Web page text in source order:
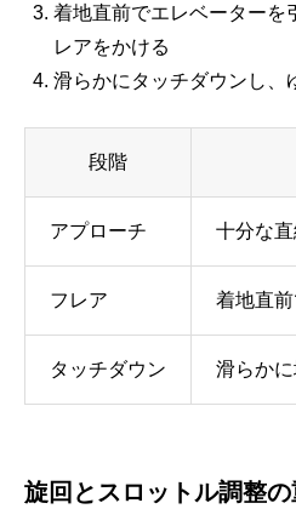
着地直前でエレベーターを
レアをかける
滑らかにタッチダウンし、
段階
アプローチ 十分な
フレア 着地直
タッチダウン 滑らか
旋回とスロットル調整